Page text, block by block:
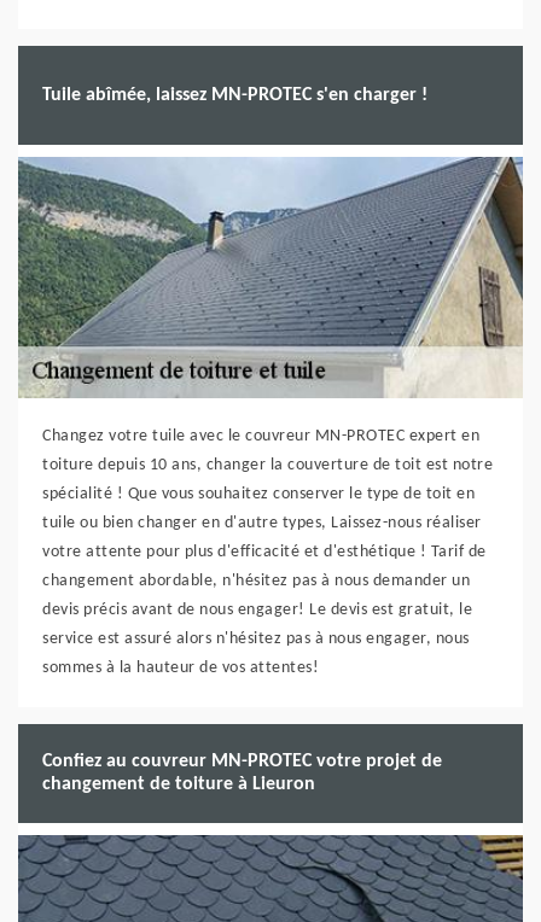
Tuile abîmée, laissez MN-PROTEC s'en charger !
Changez votre tuile avec le couvreur MN-PROTEC expert en
toiture depuis 10 ans, changer la couverture de toit est notre
spécialité ! Que vous souhaitez conserver le type de toit en
tuile ou bien changer en d'autre types, Laissez-nous réaliser
votre attente pour plus d'efficacité et d'esthétique ! Tarif de
changement abordable, n'hésitez pas à nous demander un
devis précis avant de nous engager! Le devis est gratuit, le
service est assuré alors n'hésitez pas à nous engager, nous
sommes à la hauteur de vos attentes!
Confiez au couvreur MN-PROTEC votre projet de
changement de toiture à Lieuron